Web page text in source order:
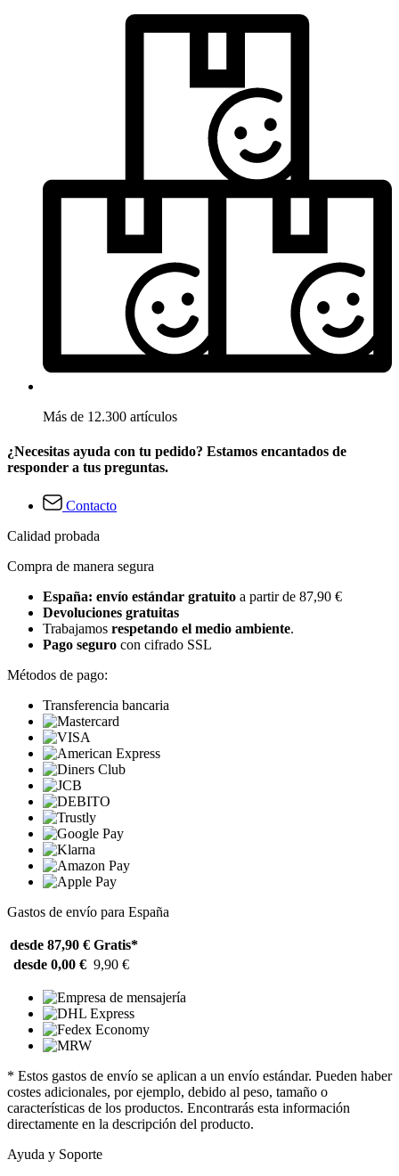
Más de 12.300 artículos
¿Necesitas ayuda con tu pedido? Estamos encantados de
responder a tus preguntas.
Contacto
Calidad probada
Compra de manera segura
España: envío estándar gratuito a partir de 87,90 €
Devoluciones gratuitas
Trabajamos respetando el medio ambiente.
Pago seguro con cifrado SSL
Métodos de pago:
Transferencia bancaria
Gastos de envío para España
desde 87,90 € Gratis*
desde 0,00 € 9,90 €
* Estos gastos de envío se aplican a un envío estándar. Pueden haber
costes adicionales, por ejemplo, debido al peso, tamaño o
características de los productos. Encontrarás esta información
directamente en la descripción del producto.
Ayuda y Soporte